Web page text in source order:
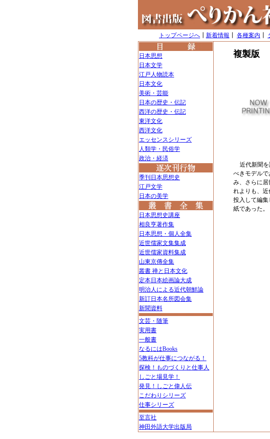
トップページへ 新着情報 各種案内
日本思想
日本文学
江戸人物読本
日本文化
美術・芸能
日本の歴史・伝記
西洋の歴史・伝記
東洋文化
西洋文化
エッセンスシリーズ
人類学・民俗学
政治・経済
季刊日本思想史
江戸文学
日本の美学
日本思想史講座
相良亨著作集
日本思想・個人全集
近世儒家文集集成
近世儒家資料集成
山東京傳全集
叢書 禅と日本文化
定本日本絵画論大成
明治人による近代朝鮮論
新訂日本名所図会集
新聞資料
文芸・随筆
実用書
一般書
なるにはBooks
5教科が仕事につながる！
探検！ものづくりと仕事人
しごと場見学！
発見！しごと偉人伝
こだわりシリーズ
仕事シリーズ
至言社
神田外語大学出版局
複製版
近代新聞
べきモデル
み、さらに
れよりも、
投入して編
紙であった。